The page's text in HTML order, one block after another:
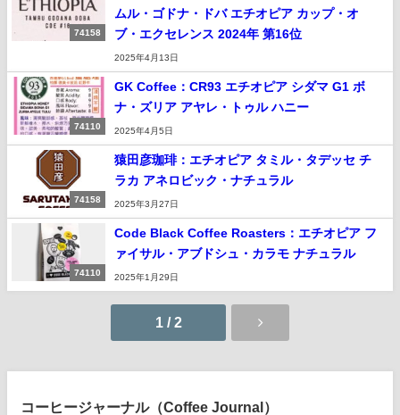
74158
ムル・ゴドナ・ドバ エチオピア カップ・オ
ブ・エクセレンス 2024年 第16位
2025年4月13日
74110
GK Coffee：CR93 エチオピア シダマ G1 ボ
ナ・ズリア アヤレ・トゥル ハニー
2025年4月5日
74158
猿田彦珈琲：エチオピア タミル・タデッセ チ
ラカ アネロビック・ナチュラル
2025年3月27日
74110
Code Black Coffee Roasters：エチオピア フ
ァイサル・アブドシュ・カラモ ナチュラル
2025年1月29日
1 / 2
コーヒージャーナル（Coffee Journal）